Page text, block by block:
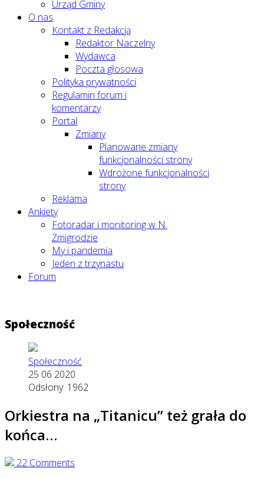
Urząd Gminy
O nas
Kontakt z Redakcją
Redaktor Naczelny
Wydawca
Poczta głosowa
Polityka prywatności
Regulamin forum i
komentarzy
Portal
Zmiany
Planowane zmiany
funkcjonalności strony
Wdrożone funkcjonalności
strony
Reklama
Ankiety
Fotoradar i monitoring w N.
Żmigrodzie
My i pandemia
Jeden z trzynastu
Forum
Społeczność
Społeczność
25 06 2020
Odsłony: 1962
Orkiestra na „Titanicu” też grała do
końca…
22 Comments